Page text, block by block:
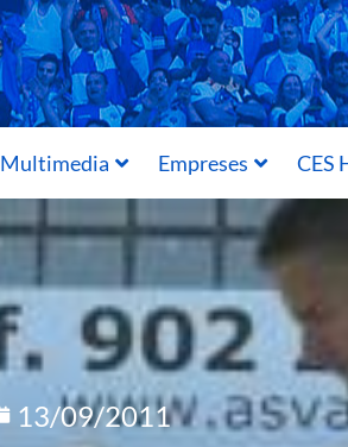
Multimedia Empreses CES
13/09/2011